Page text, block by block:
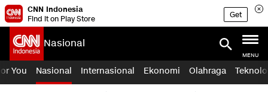
CNN Indonesia
Find it on Play Store
Get
Nasional
MENU
You Nasional Internasional Ekonomi Olahraga